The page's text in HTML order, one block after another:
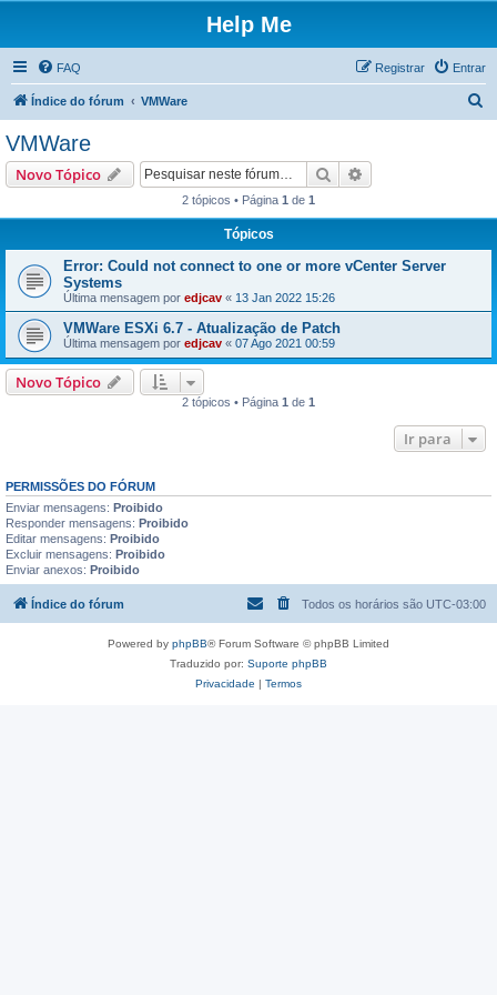
Help Me
FAQ Entrar
Registrar
Índice do fórum VMWare
r
VMWare
Novo Tópico Pesquisar
2 tópicos • Página 1 de 1
Tópicos
Error: Could not connect to one or more vCenter Server
Systems
Última mensagem por edjcav « 13 Jan 2022 15:26
VMWare ESXi 6.7 - Atualização de Patch
Última mensagem por edjcav « 07 Ago 2021 00:59
Novo Tópico
2 tópicos • Página 1 de 1
Ir para
PERMISSÕES DO FÓRUM
Enviar mensagens: Proibido
Responder mensagens: Proibido
Editar mensagens: Proibido
Excluir mensagens: Proibido
Enviar anexos: Proibido
Índice do fórum Todos os horários são UTC-03:00
Powered by phpBB® Forum Software © phpBB Limited
Traduzido por: Suporte phpBB
Privacidade | Termos